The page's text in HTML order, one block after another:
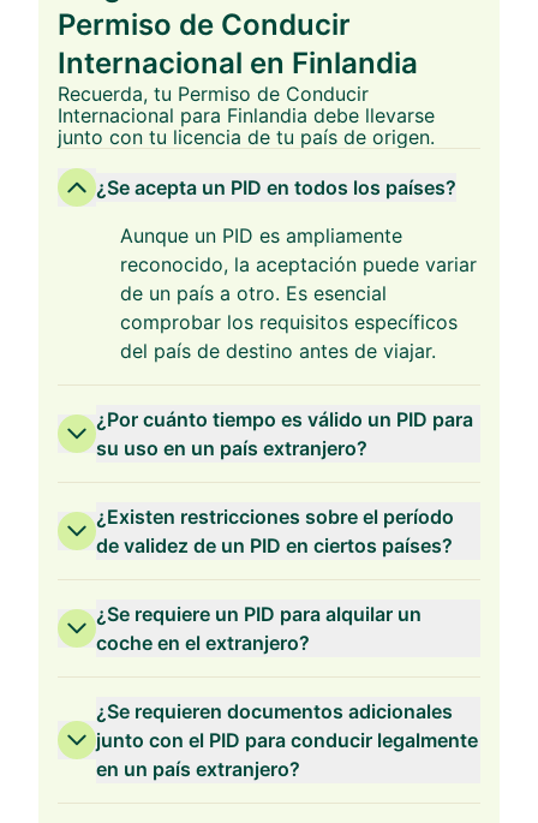
Permiso de Conducir
Internacional en Finlandia
Recuerda, tu Permiso de Conducir
Internacional para Finlandia debe llevarse
junto con tu licencia de tu país de origen.
¿Se acepta un PID en todos los países?
Aunque un PID es ampliamente
reconocido, la aceptación puede variar
de un país a otro. Es esencial
comprobar los requisitos específicos
del país de destino antes de viajar.
¿Por cuánto tiempo es válido un PID para
su uso en un país extranjero?
¿Existen restricciones sobre el período
de validez de un PID en ciertos países?
¿Se requiere un PID para alquilar un
coche en el extranjero?
¿Se requieren documentos adicionales
junto con el PID para conducir legalmente
en un país extranjero?